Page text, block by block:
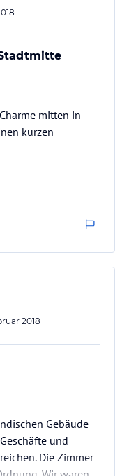
mitten in
kurzen
2018
Gebäude
und
Die Zimmer